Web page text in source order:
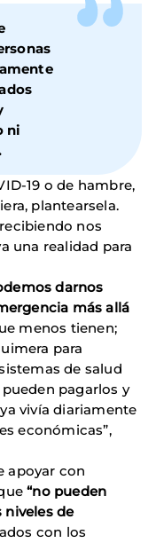
ni
19 o de hambre,
plantearsela.
nos
una realidad para
darnos
más allá
menos tienen;
para
de salud
pagarlos y
vivía diariamente
económicas”,
apoyar con
“no pueden
de
con los